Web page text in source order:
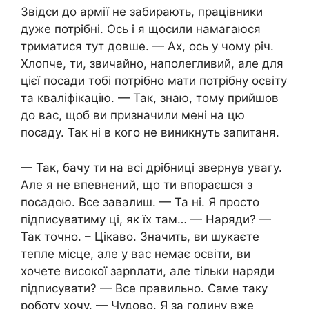
Звідси до армії не забирають, працівники
дуже потрібні. Ось і я щосили намагаюся
триматися тут довше. — Ах, ось у чому річ.
Хлопче, ти, звичайно, наполегливий, але для
цієї посади тобі потрібно мати потрібну освіту
та кваліфікацію. — Так, знаю, тому прийшов
до вас, щоб ви призначили мені на цю
посаду. Так ні в кого не виникнуть запитаня.
— Так, бачу ти на всі дрібниці звернув увагу.
Але я не впевнений, що ти впораєшся з
посадою. Все завалиш. — Та ні. Я просто
підписуватиму ці, як їх там… — Наряди? —
Так точно. – Цікаво. Значить, ви шукаєте
тепле місце, але у вас немає освіти, ви
хочете високої зарnлати, але тільки наряди
підписувати? — Все правильно. Саме таку
роботу хочу. — Чудово. Я за годину вже